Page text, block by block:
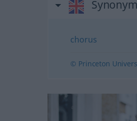
chorus
© Princeton